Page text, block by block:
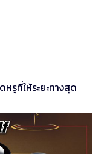
รูที่ให้ระยะทางสุด